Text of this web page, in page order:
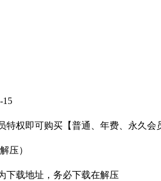
15
特权即可购买【普通、年费、永久会
压）
下载地址，务必下载在解压